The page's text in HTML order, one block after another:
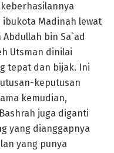
Madinah lewat
bin Sa`ad
Utsman dinilai
tepat dan bijak. Ini
keputusan
kemudian,
juga diganti
yang dianggapnya
yang punya